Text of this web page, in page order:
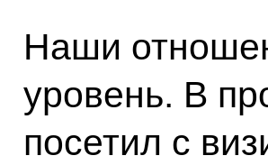
Наши
уровень. В
посетил с